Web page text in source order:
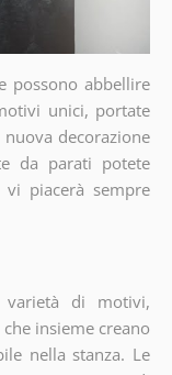
possono abbellire
unici, portate
decorazione
da parati potete
piacerà sempre
di motivi,
insieme creano
nella stanza. Le